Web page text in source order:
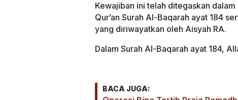
Kewajiban ini telah ditegaskan
Qur’an Surah Al-Baqarah ayat 184
yang diriwayatkan oleh Aisyah RA.
Dalam Surah Al-Baqarah ayat 184,
BACA JUGA: